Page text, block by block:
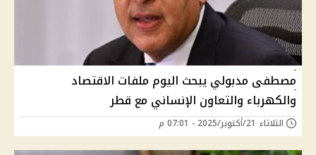
مصطفى مدبولي يبحث اليوم ملفات الاقتصاد
والكهرباء والتعاون الإنساني مع قطر
الثلاثاء 21/أكتوبر/2025 - 07:01 م